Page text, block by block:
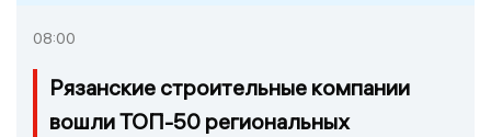
08:00
Рязанские строительные компании
вошли ТОП-50 региональных